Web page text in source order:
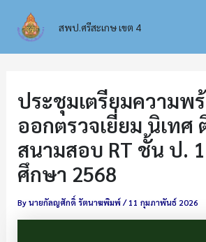
content
สพป.ศรีสะเกษ เขต 4
ประชุมเตรียมความพ
ออกตรวจเยี่ยม นิเทศ
สนามสอบ RT ชั้น ป.
ศึกษา 2568
Byนายกัลญศักดิ์ รัตนาฆพิมพ์/11 กุมภาพันธ์ 2026